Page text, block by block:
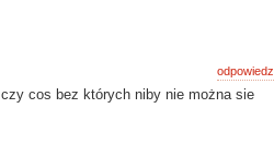
cos bez których niby nie można sie
odpowiedz